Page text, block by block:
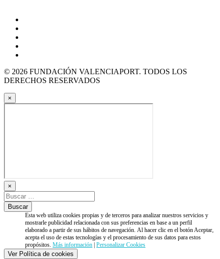
© 2026 FUNDACIÓN VALENCIAPORT. TODOS LOS
DERECHOS RESERVADOS
×
×
Esta web utiliza cookies propias y de terceros para analizar nuestros servicios y
mostrarle publicidad relacionada con sus preferencias en base a un perfil
elaborado a partir de sus hábitos de navegación. Al hacer clic en el botón Aceptar,
acepta el uso de estas tecnologías y el procesamiento de sus datos para estos
propósitos.Más información |Personalizar Cookies
Ver Política de cookies